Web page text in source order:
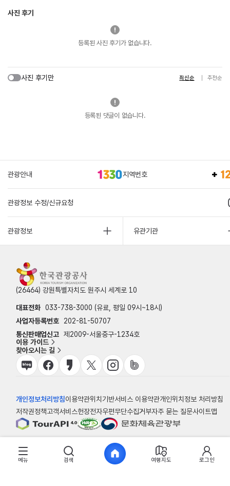
사진 후기
등록된 사진 후기가 없습니다.
사진 후기만 최신순 추천순
등록된 댓글이 없습니다.
관광안내 지역번호
관광정보 수정/신규요청
관광정보 유관기관
(26464) 강원특별자치도 원주시 세계로 10
대표전화 033-738-3000 (유료, 평일 09시~18시)
사업자등록번호
202-81-50707
통신판매업신고 제2009-서울중구-1234호
이용 가이드
찾아오시는 길
개인정보처리방침이용약관위치기반서비스 이용약관개인위치정보 처리방침
저작권정책고객서비스헌장전자우편무단수집거부자주 묻는 질문사이트맵
© 한국관광공사
메뉴 검색 여행지도 로그인